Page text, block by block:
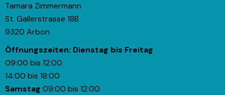
Tamara Zimmermann
St. Gallerstrasse 18B
9320 Arbon
Öffnungszeiten: Dienstag bis Freitag
09:00 bis 12:00
14:00 bis 18:00
Samstag 09:00 bis 12:00